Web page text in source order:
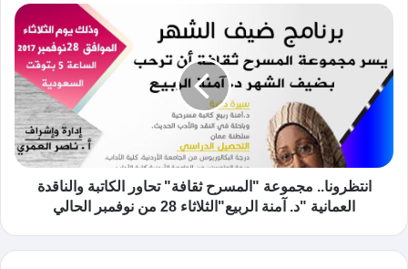
انتظرونا.. مجموعة "المسرح ثقافة" تحاور الكاتبة والناقدة
العمانية "د. آمنة الربيع"الثلاثاء 28 من نوفمبر الحالي